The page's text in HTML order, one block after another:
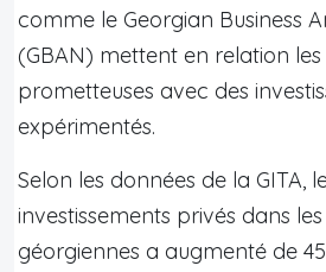
comme le Georgian Business
(GBAN) mettent en relation
prometteuses avec des
expérimentés.
Selon les données de la GITA,
investissements privés dans
géorgiennes a augmenté de